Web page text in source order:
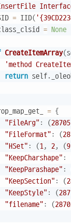
= IID(
= None
CreateItemArray(
'method
return self.
= {
"FileArg" : (28705
"FileFormat" : (
"HSet" : (1, 2, (9
"KeepCharshape" :
"KeepParashape" :
"KeepSection" : (
"KeepStyle" : (
"filename" : (